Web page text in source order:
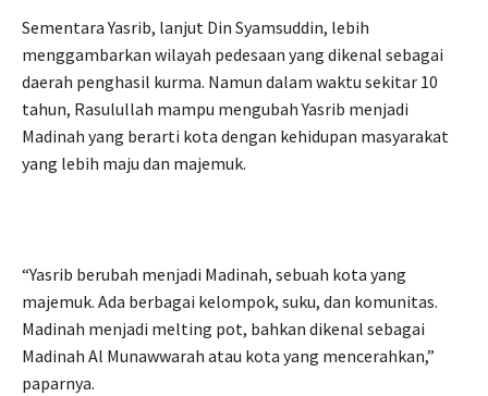
Sementara Yasrib, lanjut Din Syamsuddin, lebih
menggambarkan wilayah pedesaan yang dikenal sebagai
daerah penghasil kurma. Namun dalam waktu sekitar 10
tahun, Rasulullah mampu mengubah Yasrib menjadi
Madinah yang berarti kota dengan kehidupan masyarakat
yang lebih maju dan majemuk.
“Yasrib berubah menjadi Madinah, sebuah kota yang
majemuk. Ada berbagai kelompok, suku, dan komunitas.
Madinah menjadi melting pot, bahkan dikenal sebagai
Madinah Al Munawwarah atau kota yang mencerahkan,”
paparnya.